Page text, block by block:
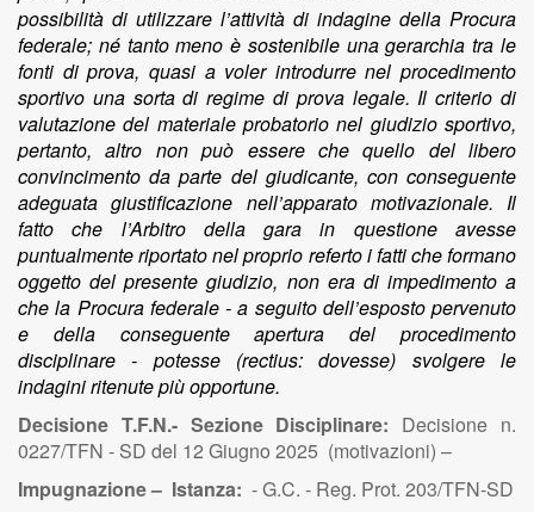
possibilità di utilizzare l’attività di indagine della Procura
federale; né tanto meno è sostenibile una gerarchia tra le
fonti di prova, quasi a voler introdurre nel procedimento
sportivo una sorta di regime di prova legale. Il criterio di
valutazione del materiale probatorio nel giudizio sportivo,
pertanto, altro non può essere che quello del libero
convincimento da parte del giudicante, con conseguente
adeguata giustificazione nell’apparato motivazionale. Il
fatto che l’Arbitro della gara in questione avesse
puntualmente riportato nel proprio referto i fatti che formano
oggetto del presente giudizio, non era di impedimento a
che la Procura federale - a seguito dell’esposto pervenuto
e della conseguente apertura del procedimento
disciplinare - potesse (rectius: dovesse) svolgere le
indagini ritenute più opportune.
Decisione T.F.N.- Sezione Disciplinare: Decisione n.
0227/TFN - SD del 12 Giugno 2025 (motivazioni) –
Impugnazione – Istanza: - G.C. - Reg. Prot. 203/TFN-SD